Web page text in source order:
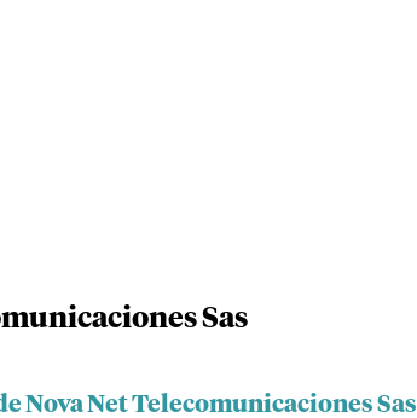
Sas
Nova Net Telecomunicaciones Sas